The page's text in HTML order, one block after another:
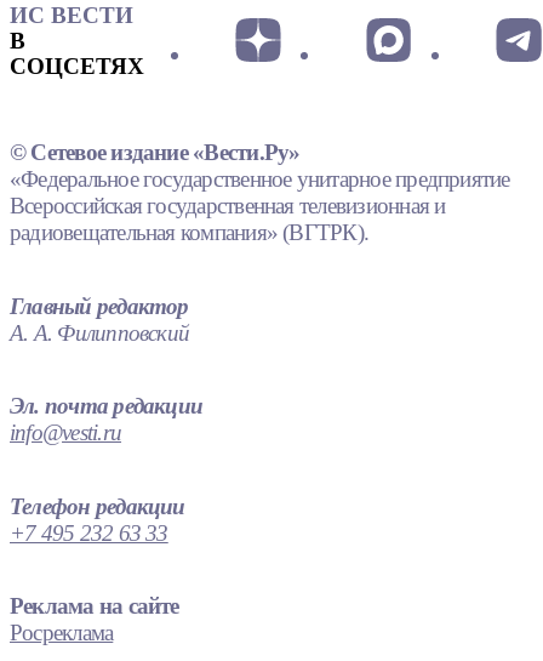
ИС ВЕСТИ
В
СОЦСЕТЯХ
© Сетевое издание «Вести.Ру»
«Федеральное государственное унитарное предприятие
Всероссийская государственная телевизионная и
радиовещательная компания» (ВГТРК).
Главный редактор
А. А. Филипповский
Эл. почта редакции
info@vesti.ru
Телефон редакции
+7 495 232 63 33
Реклама на сайте
Росреклама